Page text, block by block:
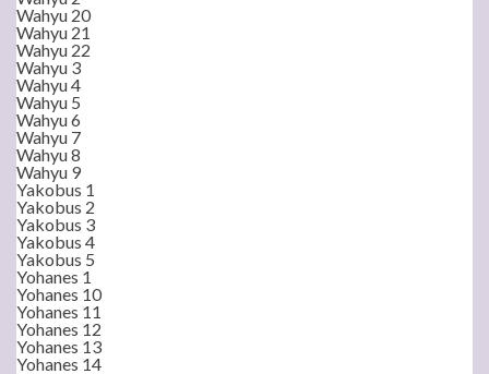
Wahyu 20
Wahyu 21
Wahyu 22
Wahyu 3
Wahyu 4
Wahyu 5
Wahyu 6
Wahyu 7
Wahyu 8
Wahyu 9
Yakobus 1
Yakobus 2
Yakobus 3
Yakobus 4
Yakobus 5
Yohanes 1
Yohanes 10
Yohanes 11
Yohanes 12
Yohanes 13
Yohanes 14